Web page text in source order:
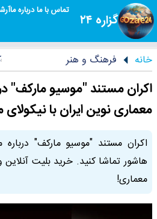
گزاره ۲۴
تماس با مادرباره ما
خانه فرهنگ و هنر
اکران مستند "موسیو مارکف"
معماری نوین ایران با نیکولای
اکران مستند "موسیو مارکف" درباره
هاشور تماشا کنید. خرید بلیت
معماری!